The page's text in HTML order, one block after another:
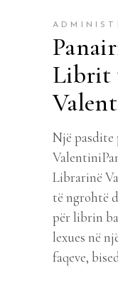
Librit
Një
Librarinë
të ngrohtë
për librin
lexues në
faqeve,